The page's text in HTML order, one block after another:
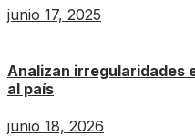
junio 17, 2025
Analizan irregularidades
al país
junio 18, 2026